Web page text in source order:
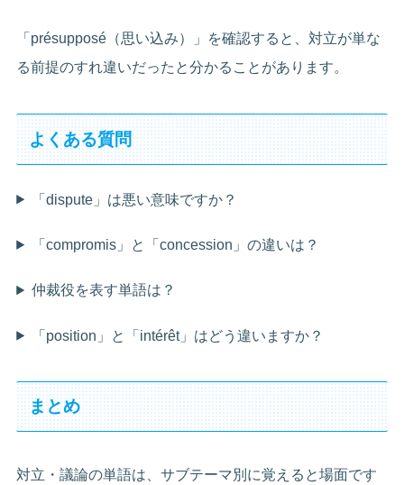
「présupposé（思い込み）」を確認すると、対立が単な
る前提のすれ違いだったと分かることがあります。
よくある質問
「dispute」は悪い意味ですか？
「compromis」と「concession」の違いは？
仲裁役を表す単語は？
「position」と「intérêt」はどう違いますか？
まとめ
対立・議論の単語は、サブテーマ別に覚えると場面です